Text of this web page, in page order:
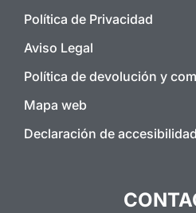
Política de Privacidad
Aviso Legal
Política de devolución y
Mapa web
Declaración de accesibilidad